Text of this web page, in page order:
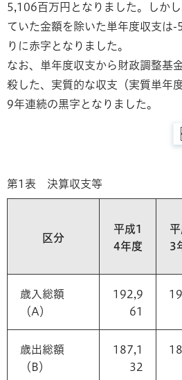
5,106百万円となりました。しか
ていた金額を除いた単年度収支は
りに赤字となりました。
なお、単年度収支から財政調整基
殺した、実質的な収支（実質単年
9年連続の黒字となりました。
第1表 決算収支等
区分
平成1
4年度
平
3
歳入総額
（A）
192,9
61
歳出総額
（B）
187,1
32